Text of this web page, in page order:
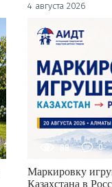
4 августа 2026
88 0
Маркировку
Казахстана в